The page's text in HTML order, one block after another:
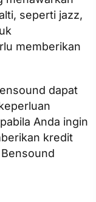
seperti jazz,
memberikan
dapat
Anda ingin
kredit